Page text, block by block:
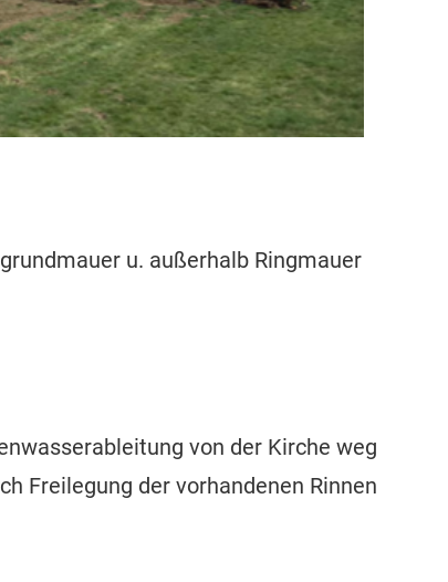
u. außerhalb Ringmauer
von der Kirche weg
Freilegung der vorhandenen Rinnen